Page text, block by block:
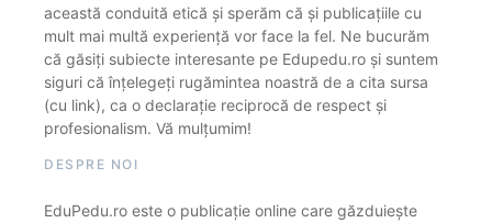
această conduită etică și sperăm că și publicațiile cu
mult mai multă experiență vor face la fel. Ne bucurăm
că găsiți subiecte interesante pe Edupedu.ro și suntem
siguri că înțelegeți rugămintea noastră de a cita sursa
(cu link), ca o declarație reciprocă de respect și
profesionalism. Vă mulțumim!
DESPRE NOI
EduPedu.ro este o publicație online care găzduiește